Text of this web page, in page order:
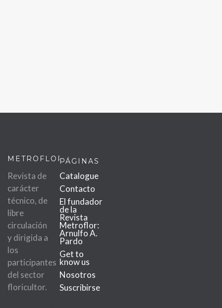
METROFLOR
Revista de
carácter
técnico, de
libre
circulación
y dirigida a
los
participantes
del sector
floricultor.
PÁGINAS
Catalogue
Contacto
El fundador
de la
Revista
Metroflor:
Arnulfo A.
Pardo
Get to
know us
Nosotros
Suscribirse